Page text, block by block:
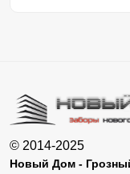
© 2014-2025
Новый Дом -